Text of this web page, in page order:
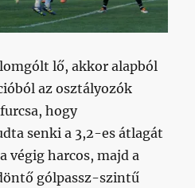
lő, akkor alapból
az osztályozók
hogy
senki a 3,2-es átlagát
végig harcos, majd a
gólpassz-szintű